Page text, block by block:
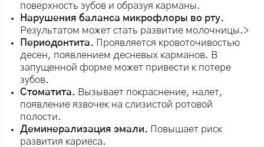
поверхность зубов и образуя карманы.
Нарушения баланса микрофлоры во рту.
Результатом может стать развитие молочницы.>
Периодонтита. Проявляется кровоточивостью
десен, появлением десневых карманов. В
запущенной форме может привести к потере
зубов.
Стоматита. Вызывает покраснение, налет,
появление язвочек на слизистой ротовой
полости.
Деминерализация эмали. Повышает риск
развития кариеса.